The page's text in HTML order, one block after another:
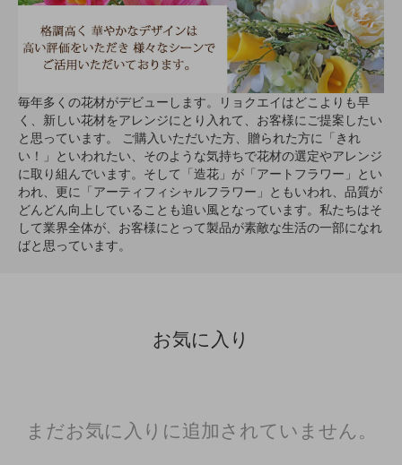
毎年多くの花材がデビューします。リョクエイはどこよりも早
く、新しい花材をアレンジにとり入れて、お客様にご提案したい
と思っています。 ご購入いただいた方、贈られた方に「きれ
い！」といわれたい、そのような気持ちで花材の選定やアレンジ
に取り組んでいます。そして「造花」が「アートフラワー」とい
われ、更に「アーティフィシャルフラワー」ともいわれ、品質が
どんどん向上していることも追い風となっています。私たちはそ
して業界全体が、お客様にとって製品が素敵な生活の一部になれ
ばと思っています。
お気に入り
まだお気に入りに追加されていません。